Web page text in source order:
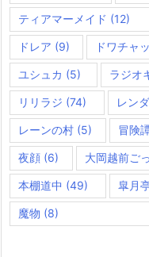
ティアマーメイド (12)
ドレア (9) ドワチャ
ユシュカ (5) ラジオ
リリラジ (74) レン
レーンの村 (5) 冒険
夜顔 (6) 大岡越前ご
本棚道中 (49) 皐月
魔物 (8)